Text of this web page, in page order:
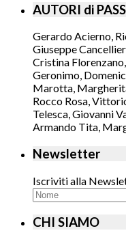
AUTORI di
Gerardo Acierno,
Giuseppe
Cristina
Geronimo,
Marotta,
Rocco Rosa,
Telesca, Giovanni
Armando Tita,
Newsletter
Iscriviti alla
CHI SIAMO